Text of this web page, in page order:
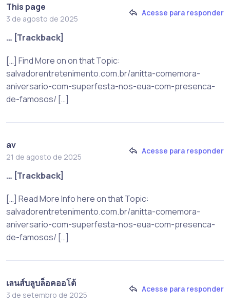
This page
3 de agosto de 2025
Acesse para responder
… [Trackback]
[…] Find More on on that Topic:
salvadorentretenimento.com.br/anitta-comemora-
aniversario-com-superfesta-nos-eua-com-presenca-
de-famosos/ […]
av
21 de agosto de 2025
Acesse para responder
… [Trackback]
[…] Read More Info here on that Topic:
salvadorentretenimento.com.br/anitta-comemora-
aniversario-com-superfesta-nos-eua-com-presenca-
de-famosos/ […]
เลนส์บลูบล็อคออโต้
3 de setembro de 2025
Acesse para responder